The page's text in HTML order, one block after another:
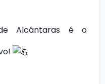
Alcântaras é o